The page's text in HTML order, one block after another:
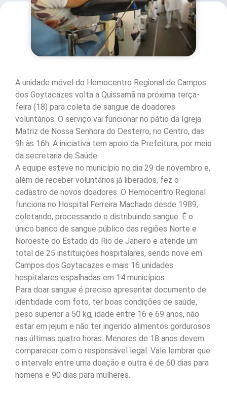
A unidade móvel do Hemocentro Regional de Campos
dos Goytacazes volta a Quissamã na próxima terça-
feira (18) para coleta de sangue de doadores
voluntários. O serviço vai funcionar no pátio da Igreja
Matriz de Nossa Senhora do Desterro, no Centro, das
9h às 16h. A iniciativa tem apoio da Prefeitura, por meio
da secretaria de Saúde.
A equipe esteve no município no dia 29 de novembro e,
além de receber voluntários já liberados, fez o
cadastro de novos doadores. O Hemocentro Regional
funciona no Hospital Ferreira Machado desde 1989,
coletando, processando e distribuindo sangue. É o
único banco de sangue público das regiões Norte e
Noroeste do Estado do Rio de Janeiro e atende um
total de 25 instituições hospitalares, sendo nove em
Campos dos Goytacazes e mais 16 unidades
hospitalares espalhadas em 14 municípios.
Para doar sangue é preciso apresentar documento de
identidade com foto, ter boas condições de saúde,
peso superior a 50 kg, idade entre 16 e 69 anos, não
estar em jejum e não ter ingerido alimentos gordurosos
nas últimas quatro horas. Menores de 18 anos devem
comparecer com o responsável legal. Vale lembrar que
o intervalo entre uma doação e outra é de 60 dias para
homens e 90 dias para mulheres.